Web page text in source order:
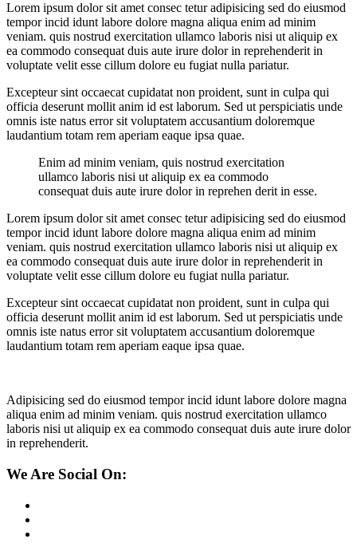
Lorem ipsum dolor sit amet consec tetur adipisicing sed do eiusmod
tempor incid idunt labore dolore magna aliqua enim ad minim
veniam. quis nostrud exercitation ullamco laboris nisi ut aliquip ex
ea commodo consequat duis aute irure dolor in reprehenderit in
voluptate velit esse cillum dolore eu fugiat nulla pariatur.
Excepteur sint occaecat cupidatat non proident, sunt in culpa qui
officia deserunt mollit anim id est laborum. Sed ut perspiciatis unde
omnis iste natus error sit voluptatem accusantium doloremque
laudantium totam rem aperiam eaque ipsa quae.
Enim ad minim veniam, quis nostrud exercitation
ullamco laboris nisi ut aliquip ex ea commodo
consequat duis aute irure dolor in reprehen derit in esse.
Lorem ipsum dolor sit amet consec tetur adipisicing sed do eiusmod
tempor incid idunt labore dolore magna aliqua enim ad minim
veniam. quis nostrud exercitation ullamco laboris nisi ut aliquip ex
ea commodo consequat duis aute irure dolor in reprehenderit in
voluptate velit esse cillum dolore eu fugiat nulla pariatur.
Excepteur sint occaecat cupidatat non proident, sunt in culpa qui
officia deserunt mollit anim id est laborum. Sed ut perspiciatis unde
omnis iste natus error sit voluptatem accusantium doloremque
laudantium totam rem aperiam eaque ipsa quae.
Adipisicing sed do eiusmod tempor incid idunt labore dolore magna
aliqua enim ad minim veniam. quis nostrud exercitation ullamco
laboris nisi ut aliquip ex ea commodo consequat duis aute irure dolor
in reprehenderit.
We Are Social On: